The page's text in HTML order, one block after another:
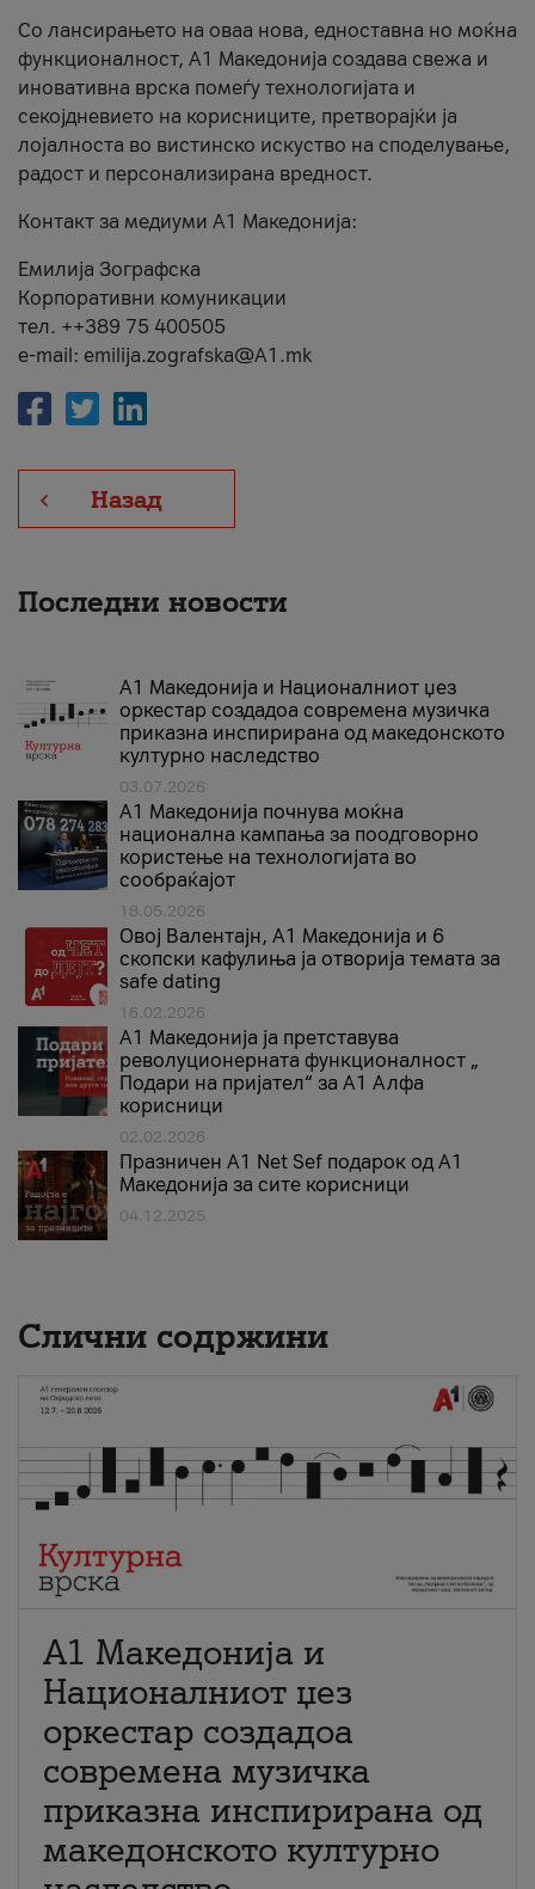
Со лансирањето на оваа нова, едноставна но моќна
функционалност, А1 Македонија создава свежа и
иновативна врска помеѓу технологијата и
секојдневието на корисниците, претворајќи ја
лојалноста во вистинско искуство на споделување,
радост и персонализирана вредност.
Контакт за медиуми А1 Македонија:
Емилија Зографска
Корпоративни комуникации
тел. ++389 75 400505
e-mail: emilija.zografska@A1.mk
Назад
Последни новости
А1 Македонија и Националниот џез
оркестар создадоа современа музичка
приказна инспирирана од македонското
културно наследство
03.07.2026
A1 Македонија почнува моќна
национална кампања за поодговорно
користење на технологијата во
сообраќајот
18.05.2026
Овој Валентајн, A1 Македонија и 6
скопски кафулиња ја отворија темата за
safe dating
16.02.2026
А1 Македонија ја претставува
револуционерната функционалност „
Подари на пријател“ за А1 Алфа
корисници
02.02.2026
Празничен A1 Net Sеf подарок од А1
Македонија за сите корисници
04.12.2025
Слични содржини
А1 Македонија и
Националниот џез
оркестар создадоа
современа музичка
приказна инспирирана од
македонското културно